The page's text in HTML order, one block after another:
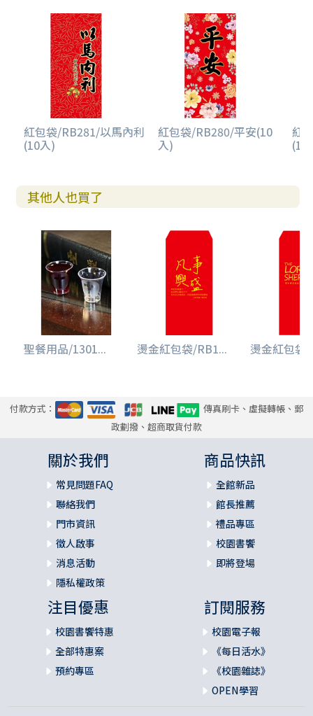
紅包袋/RB281/以馬內利
(10入)
紅包袋/RB280/平安(10
入)
紅
(10
其他人也買了
聖餐用品/1301... 燙金紅包袋/RB1... 燙金紅包袋/
付款方式：
傳真刷卡、虛擬轉帳、郵
政劃撥、超商取貨付款
關於我們
常見問題FAQ
聯絡我們
門市資訊
徵人啟事
消息活動
隱私權政策
商品快訊
全館新品
館長推薦
禮品專區
校園書饗
即將登場
注目優惠
校園書饗特惠
全部特惠案
預約專區
訂閱服務
校園電子報
《每日活水》
《校園雜誌》
OPEN學習